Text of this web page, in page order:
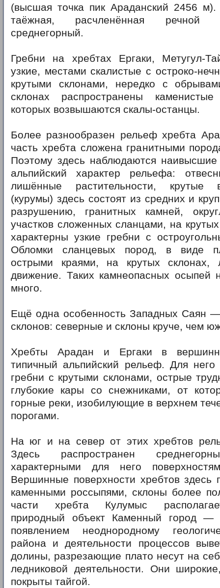
(высшая точка пик Араданский 2456 м).
таёжная, расчленённая речной
среднегорный.
Гребни на хребтах Ергаки, Метугул-
узкие, местами скалистые с остроко-
крутыми склонами, нередко с
склонах распространены
которых возвышаются скалы-останцы.
Более разнообразен рельеф хребта
часть хребта сложена гранитными
Поэтому здесь наблюдаются наивысшие
альпийский характер рельефа:
лишённые растительности,
(курумы) здесь состоят из средних и
разрушению, гранитных камней,
участков сложенных сланцами, на
характерны узкие гребни с
Обломки сланцевых пород, в виде
острыми краями, на крутых склонах,
движение. Таких камнеопасных осыпей
много.
Ещё одна особенность Западных Саян —
склонов: северные и склоны круче, чем
Хребты Арадан и Ергаки в
типичный альпийский рельеф. Для него
гребни с крутыми склонами, острые
глубокие кары со снежниками, от
горные реки, изобилующие в верхнем
порогами.
На юг и на север от этих хребтов
Здесь распространен
характерными для него
Вершинные поверхности хребтов здесь
каменными россыпями, склоны более
части хребта Кулумыс
природный объект Каменный город —
появлением неоднородному
района и деятельности процессов
долины, разрезающие плато несут на
ледниковой деятельности. Они
покрыты тайгой.